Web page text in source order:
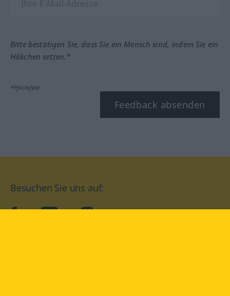
Bitte bestätigen Sie, dass Sie ein Mensch sind, indem Sie ein
Häkchen setzen.*
*Pflichtfeld
Feedback absenden
Besuchen Sie uns auf:
facebookYouTube Instagram